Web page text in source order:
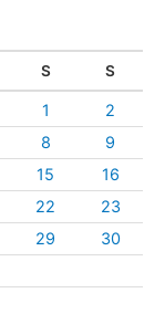
S S
1 2
8 9
15 16
22 23
29 30